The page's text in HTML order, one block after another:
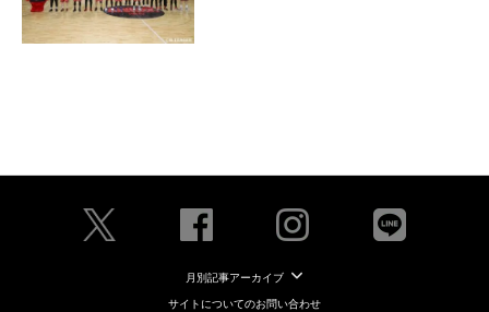
月別記事アーカイブ
サイトについてのお問い合わせ